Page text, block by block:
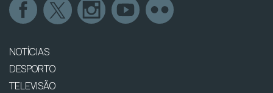
NOTÍCIAS
DESPORTO
TELEVISÃO